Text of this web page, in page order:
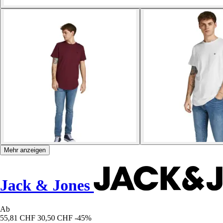
Mehr anzeigen
Jack & Jones
Ab
55,81 CHF 30,50 CHF -45%